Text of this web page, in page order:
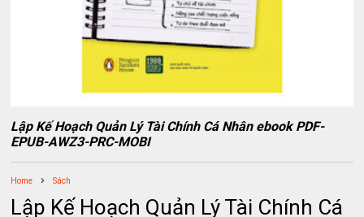
Lập Kế Hoạch Quản Lý Tài Chính Cá Nhân ebook PDF-
EPUB-AWZ3-PRC-MOBI
Home Sách
Lập Kế Hoạch Quản Lý Tài Chính Cá